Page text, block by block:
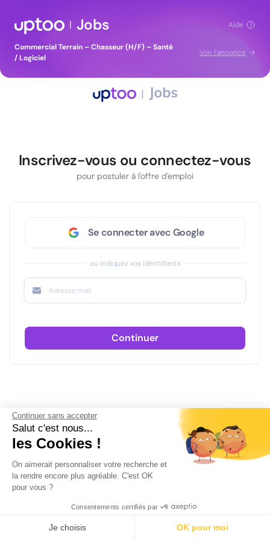
Continuer sans accepter
Salut c'est nous...
les Cookies !
On aimerait personnaliser votre recherche et
la rendre encore plus agréable. C'est OK
pour vous ?
Consentements certifiés par
Je choisis OK pour moi
| Jobs Aide
Commercial Terrain – Chasseur (H/F) – Santé
/ Logiciel
Voir l'annonce
Inscrivez-vous ou connectez-vous
pour postuler à l'offre d'emploi
Se connecter avec Google
ou indiquez vos identifiants
Continuer